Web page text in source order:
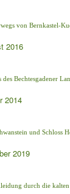
von Bernkastel-
2016
des Bechtesgadener
2014
und Schloss
2019
durch die